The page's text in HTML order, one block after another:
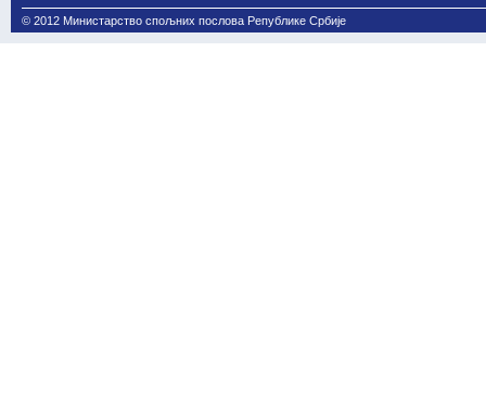
© 2012 Министарство спољних послова Републике Србије